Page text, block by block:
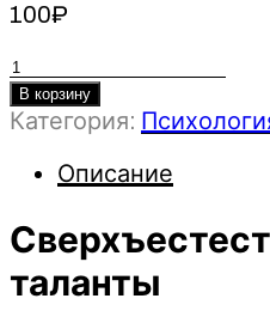
100₽
Количество
товара
Сверхъестественные
Филяев
(2023)
PSY2.0
В корзину
Категория:
Описание
таланты